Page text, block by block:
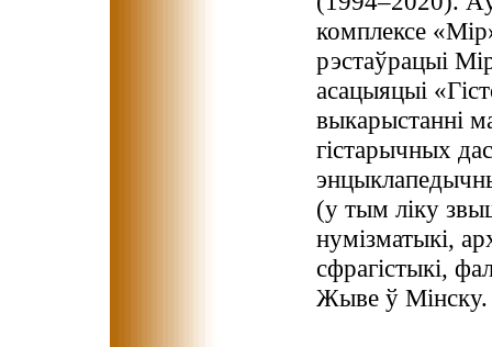
комплексе
рэстаўрацыі
асацыяцыі
выкарыстанні
гістарычных
(у тым ліку
нумізматыкі,
сфрагістыкі,
Жыве ў Мінску.